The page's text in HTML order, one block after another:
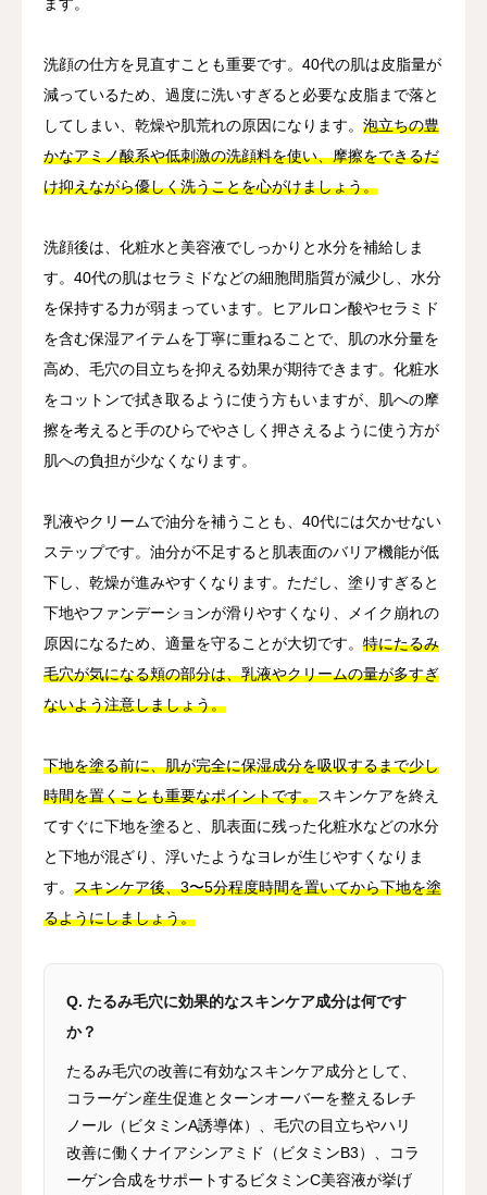
洗顔の仕方を見直すことも重要です。40代の肌は皮脂量が
減っているため、過度に洗いすぎると必要な皮脂まで落と
してしまい、乾燥や肌荒れの原因になります。 泡立ちの豊
かなアミノ酸系や低刺激の洗顔料を使い、摩擦をできるだ
け抑えながら優しく洗うことを心がけましょう。
洗顔後は、化粧水と美容液でしっかりと水分を補給しま
す。40代の肌はセラミドなどの細胞間脂質が減少し、水分
を保持する力が弱まっています。ヒアルロン酸やセラミド
を含む保湿アイテムを丁寧に重ねることで、肌の水分量を
高め、毛穴の目立ちを抑える効果が期待できます。化粧水
をコットンで拭き取るように使う方もいますが、肌への摩
擦を考えると手のひらでやさしく押さえるように使う方が
肌への負担が少なくなります。
乳液やクリームで油分を補うことも、40代には欠かせない
ステップです。油分が不足すると肌表面のバリア機能が低
下し、乾燥が進みやすくなります。ただし、塗りすぎると
下地やファンデーションが滑りやすくなり、メイク崩れの
原因になるため、適量を守ることが大切です。 特にたるみ
毛穴が気になる頬の部分は、乳液やクリームの量が多すぎ
ないよう注意しましょう。
下地を塗る前に、肌が完全に保湿成分を吸収するまで少し
時間を置くことも重要なポイントです。スキンケアを終え
てすぐに下地を塗ると、肌表面に残った化粧水などの水分
と下地が混ざり、浮いたようなヨレが生じやすくなりま
す。 スキンケア後、3〜5分程度時間を置いてから下地を塗
るようにしましょう。
Q. たるみ毛穴に効果的なスキンケア成分は何です
か？
たるみ毛穴の改善に有効なスキンケア成分として、
コラーゲン産生促進とターンオーバーを整えるレチ
ノール（ビタミンA誘導体）、毛穴の目立ちやハリ
改善に働くナイアシンアミド（ビタミンB3）、コラ
ーゲン合成をサポートするビタミンC美容液が挙げ